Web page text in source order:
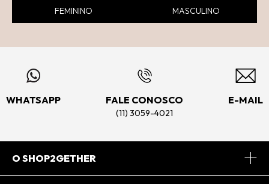
FEMININO MASCULINO
WHATSAPP FALE CONOSCO
(11) 3059-4021
E-MAIL
O SHOP2GETHER